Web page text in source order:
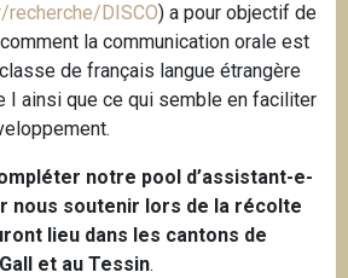
DISCO) a pour objectif de
la communication orale est
de français langue étrangère
I ainsi que ce qui semble en faciliter
notre pool d’assistant-e-
nous soutenir lors de la récolte
lieu dans les cantons de
et au Tessin.